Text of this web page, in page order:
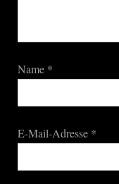
Name *
E-Mail-Adresse *